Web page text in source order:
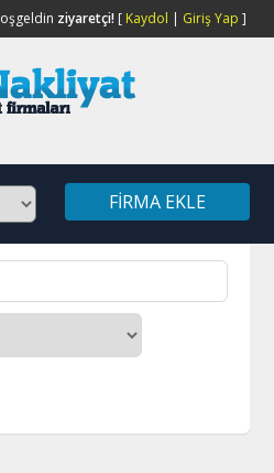
ziyaretçi![ Kaydol | Giriş Yap ]
FIRMA EKLE